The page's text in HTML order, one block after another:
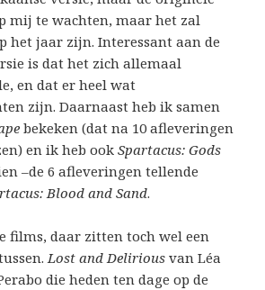
mij te wachten, maar het zal
het jaar zijn. Interessant aan de
is dat het zich allemaal
en dat er heel wat
zijn. Daarnaast heb ik samen
bekeken (dat na 10 afleveringen
en ik heb ookSpartacus: Gods
–de 6 afleveringen tellende
Blood and Sand.
films, daar zitten toch wel een
Lost and Delirious van Léa
die heden ten dage op de